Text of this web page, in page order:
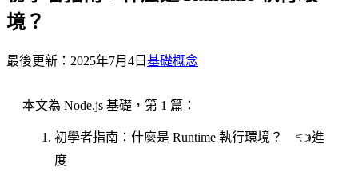
境？
最後更新： 2025年7月4日 基礎概念
本文為 Node.js 基礎，第 1 篇：
初學者指南：什麼是 Runtime 執行環境？ 👈進
度